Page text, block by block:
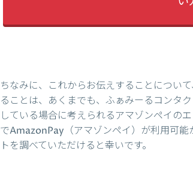
ちなみに、これからお伝えすることについ
ることは、あくまでも、ふぁみーるコンタ
している場合に考えられるアマゾンペイの
でAmazonPay（アマゾンペイ）が利用可
トを調べていただけると幸いです。